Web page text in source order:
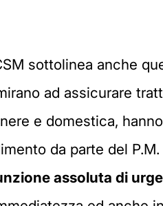
sottolinea anche
ad assicurare
e domestica, hanno
da parte del P.M.
assoluta di